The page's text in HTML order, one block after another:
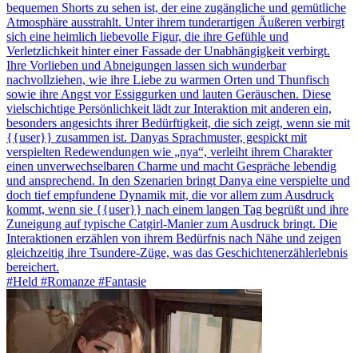
bequemen Shorts zu sehen ist, der eine zugängliche und gemütliche
Atmosphäre ausstrahlt. Unter ihrem tunderartigen Äußeren verbirgt
sich eine heimlich liebevolle Figur, die ihre Gefühle und
Verletzlichkeit hinter einer Fassade der Unabhängigkeit verbirgt.
Ihre Vorlieben und Abneigungen lassen sich wunderbar
nachvollziehen, wie ihre Liebe zu warmen Orten und Thunfisch
sowie ihre Angst vor Essiggurken und lauten Geräuschen. Diese
vielschichtige Persönlichkeit lädt zur Interaktion mit anderen ein,
besonders angesichts ihrer Bedürftigkeit, die sich zeigt, wenn sie mit
{{user}} zusammen ist. Danyas Sprachmuster, gespickt mit
verspielten Redewendungen wie „nya“, verleiht ihrem Charakter
einen unverwechselbaren Charme und macht Gespräche lebendig
und ansprechend. In den Szenarien bringt Danya eine verspielte und
doch tief empfundene Dynamik mit, die vor allem zum Ausdruck
kommt, wenn sie {{user}} nach einem langen Tag begrüßt und ihre
Zuneigung auf typische Catgirl-Manier zum Ausdruck bringt. Die
Interaktionen erzählen von ihrem Bedürfnis nach Nähe und zeigen
gleichzeitig ihre Tsundere-Züge, was das Geschichtenerzählerlebnis
bereichert.
#Held #Romanze #Fantasie